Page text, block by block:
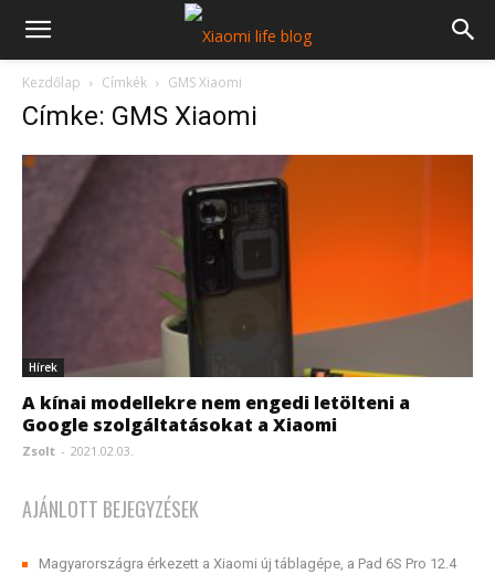
Kezdőlap Címkék GMS Xiaomi
Címke: GMS Xiaomi
Hírek
A kínai modellekre nem engedi letölteni a
Google szolgáltatásokat a Xiaomi
Zsolt - 2021.02.03.
AJÁNLOTT BEJEGYZÉSEK
Magyarországra érkezett a Xiaomi új táblagépe, a Pad 6S Pro 12.4